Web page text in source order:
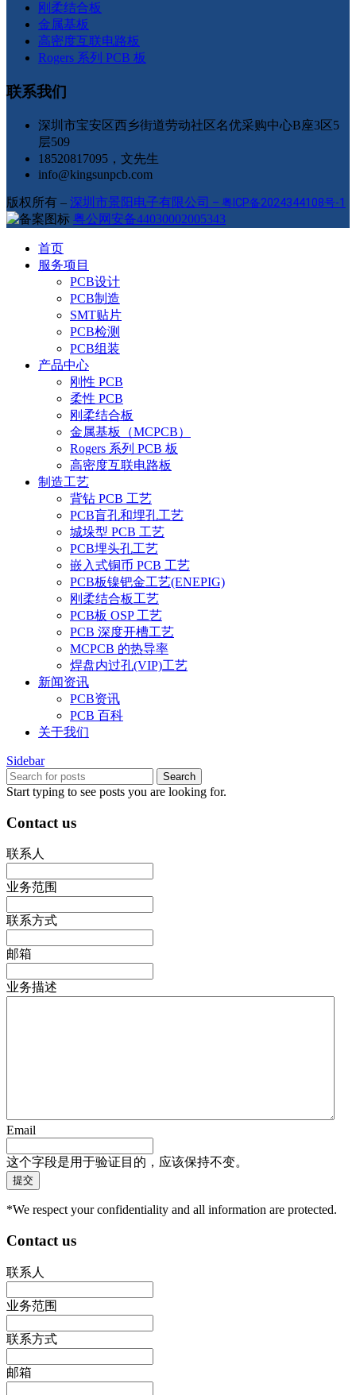
刚柔结合板
金属基板
高密度互联电路板
Rogers 系列 PCB 板
联系我们
深圳市宝安区西乡街道劳动社区名优采购中心B座3区5
层509
18520817095，文先生
info@kingsunpcb.com
版权所有 – 深圳市景阳电子有限公司 – 粤ICP备2024344108号-1
粤公网安备44030002005343
首页
服务项目
PCB设计
PCB制造
SMT贴片
PCB检测
PCB组装
产品中心
刚性 PCB
柔性 PCB
刚柔结合板
金属基板（MCPCB）
Rogers 系列 PCB 板
高密度互联电路板
制造工艺
背钻 PCB 工艺
PCB盲孔和埋孔工艺
城垛型 PCB 工艺
PCB埋头孔工艺
嵌入式铜币 PCB 工艺
PCB板镍钯金工艺(ENEPIG)
刚柔结合板工艺
PCB板 OSP 工艺
PCB 深度开槽工艺
MCPCB 的热导率
焊盘内过孔(VIP)工艺
新闻资讯
PCB资讯
PCB 百科
关于我们
Sidebar
Search
Start typing to see posts you are looking for.
Contact us
联系人
业务范围
联系方式
邮箱
业务描述
Email
这个字段是用于验证目的，应该保持不变。
*We respect your confidentiality and all information are protected.
Contact us
联系人
业务范围
联系方式
邮箱